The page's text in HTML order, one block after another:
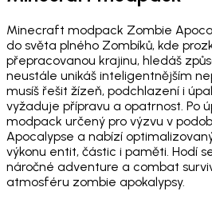
Minecraft modpack Zombie
do světa plného Zombíků, kde
přepracovanou krajinu, hledáš
neustále unikáš inteligentnějším
musíš řešit žízeň, podchlazení i
vyžaduje přípravu a opatrnost. Po
modpack určený pro výzvu v
Apocalypse a nabízí
výkonu entit, částic i paměti. Hodí
náročné adventure a combat
atmosféru zombie apokalypsy.